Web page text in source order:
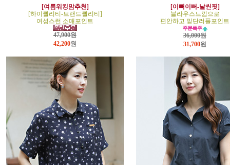
[여름워킹맘추천]
[하이퀄리티-브랜드퀄리티]
여성스런 소매포인트
47,900원
42,200원
[이뻐이뻐-날씬핏]
블라우스느낌으로
편안하고 밑단러플포인트
36,000원
31,700원